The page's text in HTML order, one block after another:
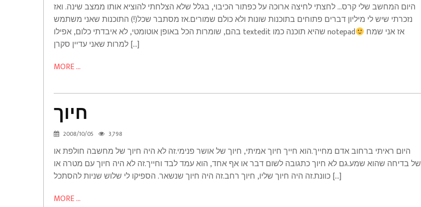
Thoughts
היום המחשב שלי קרס… לחצתי לחיצה ארוכה על כפתור הכיבוי, בגלל שלא הצלחתי להוציא אותו ממצב שינה. ואז
נזכרתי שיש לי מיליון דברים פתוחים בתוכנות שונות ולא כולם שמורים.אז מסתבר שכל(!) התוכנות שאני משתמש
בהם, שומרות הכל באופן אוטומטי, לא איבדתי כלום, אפילו textedit שהיא תוכנה כמו notepadאז אני שמח
למרות שאני עדיין סקרן […]
MORE ...
חיוך
2008/10/05 3,798
Humor
חיוך
היום ראיתי ברחוב אדם מחייך.הוא חייך חיוך אמיתי, חיוך של אושר פנימי.זה לא היה חיוך של מחשבה חולפת או
של בדיחה שהוא שמע.גם לא חיוך כתגובה לשום דבר או אף אחד, הוא עמד לבד וחייך.זה לא היה חיוך עם מטרה או
כוונת.זה היה חיוך שליו, חיוך רחב.זה היה חיוך שנשאר. הספיקו לי שלוש שניות להסתכל […]
MORE ...